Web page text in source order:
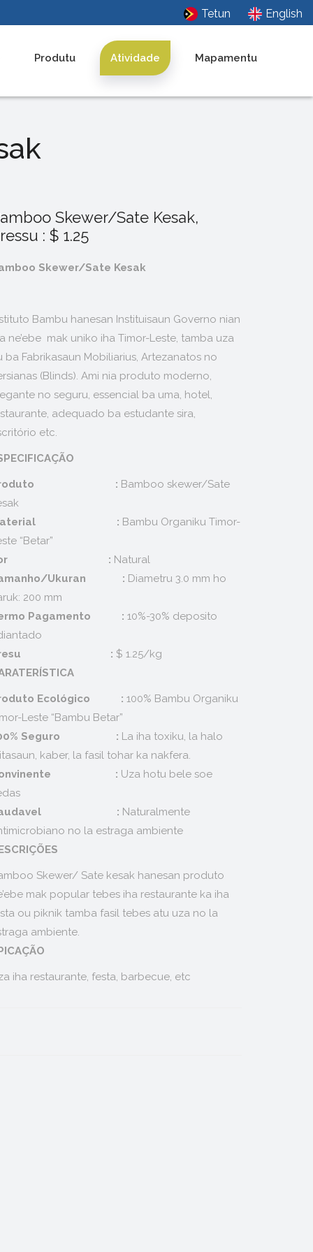
Tetun English
Produtu Atividade Mapamentu
Skewer/Sate Kesak,
: $ 1.25
Skewer/Sate Kesak
Bambu hanesan Instituisaun Governo nian
ne’ebe mak uniko iha Timor-Leste, tamba uza
ba Fabrikasaun Mobiliarius, Artezanatos no
(Blinds). Ami nia produto moderno,
no seguru, essencial ba uma, hotel,
adequado ba estudante sira,
etc.
: Bamboo skewer/Sate
: Bambu Organiku Timor-
“Betar”
: Natural
Ukuran : Diametru 3.0 mm ho
200 mm
Pagamento : 10%-30% deposito
: $ 1.25/kg
Ecológico : 100% Bambu Organiku
Leste “Bambu Betar”
Seguro : La iha toxiku, la halo
kaber, la fasil tohar ka nakfera.
: Uza hotu bele soe
: Naturalmente
no la estraga ambiente
Skewer/ Sate kesak hanesan produto
mak popular tebes iha restaurante ka iha
ou piknik tamba fasil tebes atu uza no la
ambiente.
iha restaurante, festa, barbecue, etc